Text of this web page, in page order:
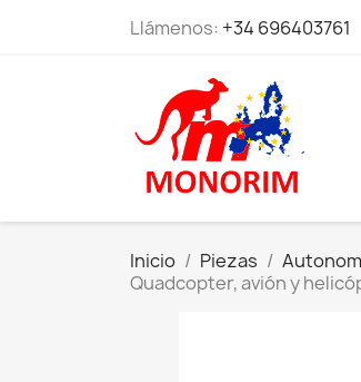
Llámenos: +34 696403761
Inicio Piezas
Quadcopter, avión y